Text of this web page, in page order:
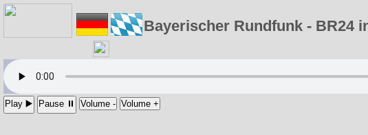
Bayerischer Rundfunk - BR24
Play ▶️ Pause ⏸ Volume - Volume +